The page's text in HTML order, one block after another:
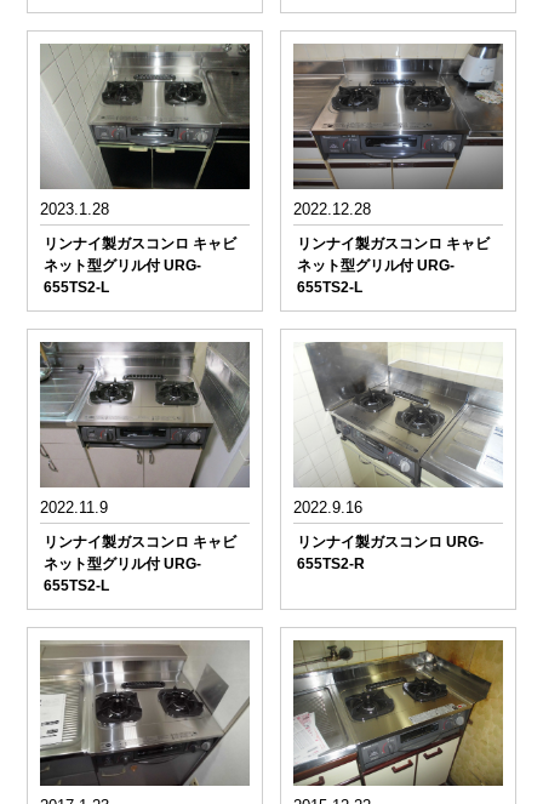
2023.1.28
リンナイ製ガスコンロ キャビ
ネット型グリル付 URG-
655TS2-L
2022.12.28
リンナイ製ガスコンロ キャビ
ネット型グリル付 URG-
655TS2-L
2022.11.9
リンナイ製ガスコンロ キャビ
ネット型グリル付 URG-
655TS2-L
2022.9.16
リンナイ製ガスコンロ URG-
655TS2-R